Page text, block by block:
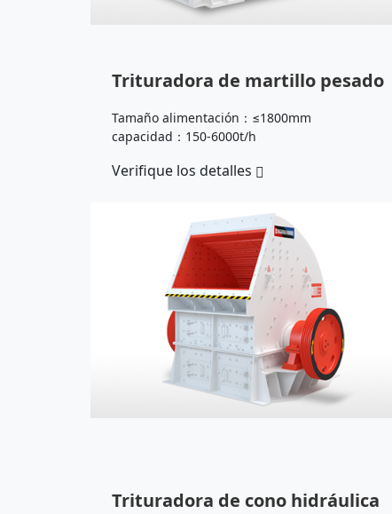
Trituradora de martillo pesado
Tamaño alimentación：≤1800mm
capacidad：150-6000t/h
Verifique los detalles
Trituradora de cono hidráulica